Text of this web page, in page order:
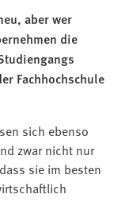
aber wer
die
Fachhochschule
sich ebenso
zwar nicht nur
sie im besten